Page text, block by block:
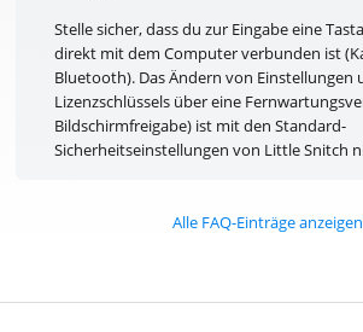
Stelle sicher, dass du zur Eingabe eine
direkt mit dem Computer verbunden ist
Bluetooth). Das Ändern von Einstellungen
Lizenzschlüssels über eine
Bildschirmfreigabe) ist mit den Standard-
Sicherheitseinstellungen von Little Snitch
Alle FAQ-Einträge anzeigen